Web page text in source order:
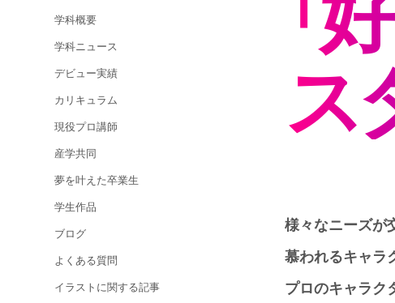
学科概要
学科ニュース
デビュー実績
カリキュラム
現役プロ講師
産学共同
夢を叶えた卒業生
学生作品
ブログ
よくある質問
イラストに関する記事
ス
様々なニーズが
慕われるキャラ
プロのキャラク